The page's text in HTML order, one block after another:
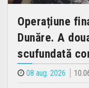
Operațiune
Dunăre. A
scufundată
08 aug. 2026